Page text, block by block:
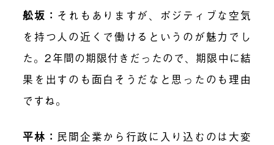
舩坂： それもありますが、ポジティブな空気
を持つ人の近くで働けるというのが魅力でし
た。2年間の期限付きだったので、期限中に結
果を出すのも面白そうだなと思ったのも理由
ですね。
平林： 民間企業から行政に入り込むのは大変